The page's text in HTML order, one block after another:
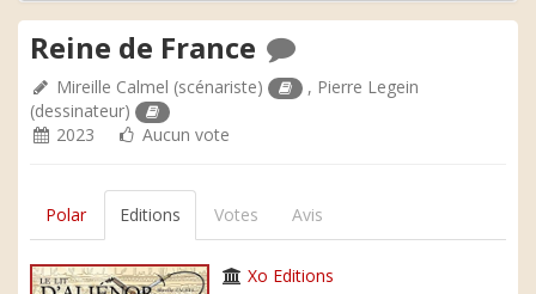
Reine de France
Mireille Calmel (scénariste) , Pierre Legein
(dessinateur)
2023
Aucun vote
Polar Editions Votes Avis
Xo Editions